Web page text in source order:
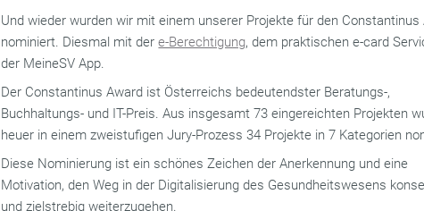
Und wieder wurden wir mit einem unserer Projekte für den Constantinus
nominiert. Diesmal mit dere-Berechtigung, dem praktischen e-card
der MeineSV App.
Der Constantinus Award ist Österreichs bedeutendster Beratungs-,
Buchhaltungs- und IT-Preis. Aus insgesamt 73 eingereichten Projekten
heuer in einem zweistufigen Jury-Prozess 34 Projekte in 7 Kategorien
Diese Nominierung ist ein schönes Zeichen der Anerkennung und eine
Motivation, den Weg in der Digitalisierung des Gesundheitswesens
und zielstrebig weiterzugehen.